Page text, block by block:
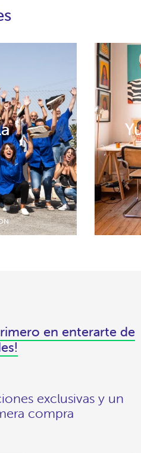
en enterarte de
exclusivas y un
compra